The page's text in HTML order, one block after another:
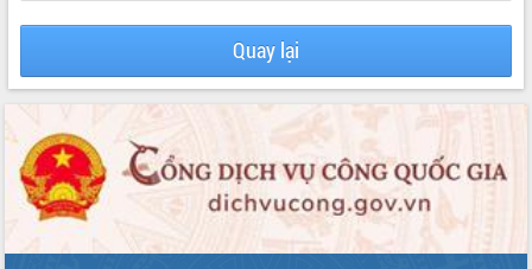
UBND CÁC XÃ, PHƯỜNG
THÔNG TIN CHỈ ĐẠO ĐIỀU HÀNH
VĂN BẢN HĐND TỈNH
ĐIỂM TIN VĂN BẢN
Quay lại